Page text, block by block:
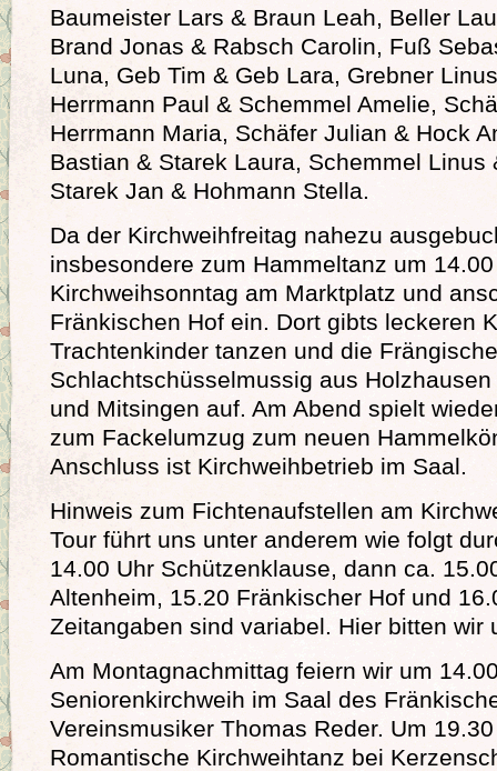
Baumeister Lars & Braun Leah, Beller
Brand Jonas & Rabsch Carolin, Fuß
Luna, Geb Tim & Geb Lara, Grebner
Herrmann Paul & Schemmel Amelie,
Herrmann Maria, Schäfer Julian & Hock
Bastian & Starek Laura, Schemmel Linus
Starek Jan & Hohmann Stella.
Da der Kirchweihfreitag nahezu
insbesondere zum Hammeltanz um
Kirchweihsonntag am Marktplatz und
Fränkischen Hof ein. Dort gibts leckeren
Trachtenkinder tanzen und die Frängische
Schlachtschüsselmussig aus
und Mitsingen auf. Am Abend spielt
zum Fackelumzug zum neuen
Anschluss ist Kirchweihbetrieb im Saal.
Hinweis zum Fichtenaufstellen am
Tour führt uns unter anderem wie folgt
14.00 Uhr Schützenklause, dann ca.
Altenheim, 15.20 Fränkischer Hof und
Zeitangaben sind variabel. Hier bitten wir
Am Montagnachmittag feiern wir um
Seniorenkirchweih im Saal des
Vereinsmusiker Thomas Reder. Um
Romantische Kirchweihtanz bei